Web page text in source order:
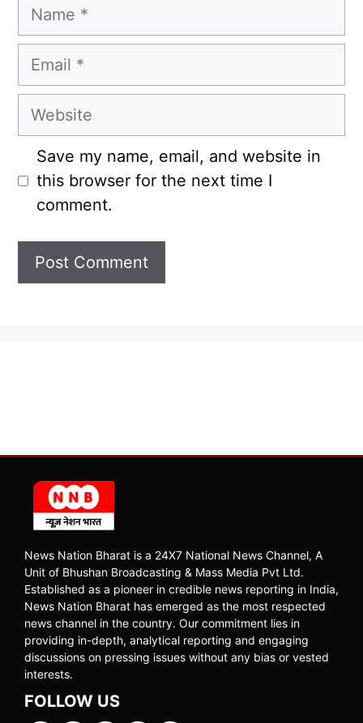
Name
Email
Website
Save my name, email, and website in
this browser for the next time I
comment.
News Nation Bharat is a 24X7 National News Channel, A
Unit of Bhushan Broadcasting & Mass Media Pvt Ltd.
Established as a pioneer in credible news reporting in India,
News Nation Bharat has emerged as the most respected
news channel in the country. Our commitment lies in
providing in-depth, analytical reporting and engaging
discussions on pressing issues without any bias or vested
interests.
FOLLOW US